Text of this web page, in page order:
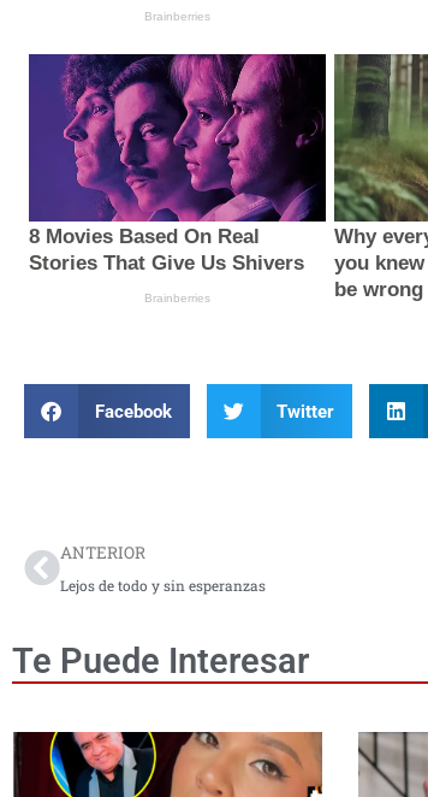
Facebook Twitter
ANTERIOR
Lejos de todo y sin esperanzas
Te Puede Interesar